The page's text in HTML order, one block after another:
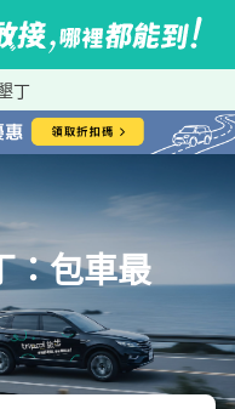
丁
：包車最